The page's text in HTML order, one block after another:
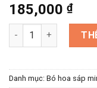
185,000 ₫
Bó hoa tulip số lượng
Danh mục: Bó hoa sáp